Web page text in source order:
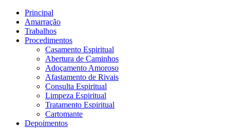
Principal
Amarração
Trabalhos
Procedimentos
Casamento Espiritual
Abertura de Caminhos
Adoçamento Amoroso
Afastamento de Rivais
Consulta Espiritual
Limpeza Espiritual
Tratamento Espiritual
Cartomante
Depoimentos